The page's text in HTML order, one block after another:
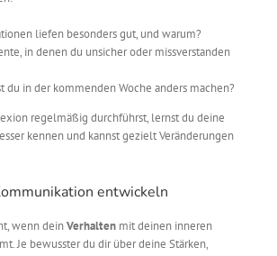
liefen besonders gut, und warum?
in denen du unsicher oder missverstanden
du in der kommenden Woche anders machen?
regelmäßig durchführst, lernst du deine
kennen und kannst gezielt Veränderungen
entwickeln
wenn deinVerhaltenmit deinen inneren
Je bewusster du dir über deine Stärken,